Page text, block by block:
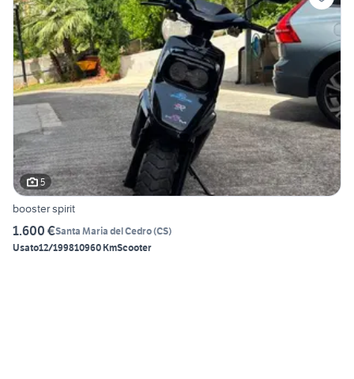
5
booster spirit
1.600 €Santa Maria del Cedro(CS)
Usato12/199810960 KmScooter